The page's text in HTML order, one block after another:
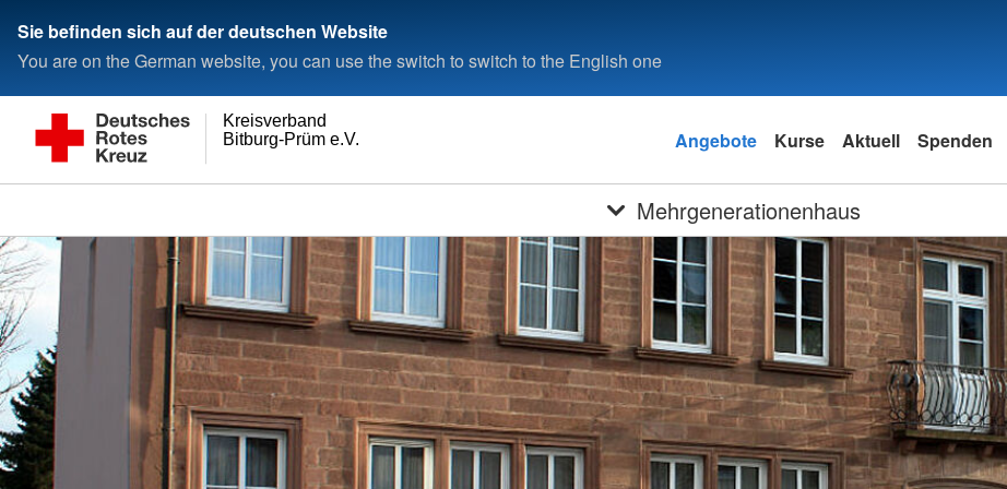
Sie befinden sich auf der deutschen Website
You are on the German website, you can use the switch to switch to the English one
Bitburg-Prüm e.V.
Kreisverband
Angebote Kurse Aktuell Spenden
Mehrgenerationenhaus